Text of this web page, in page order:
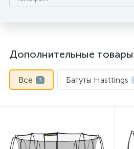
Дополнительные товары
Все 3 Батуты Hasttings